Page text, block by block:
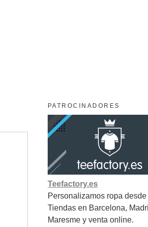
PATROCINADORES
Teefactory.es
Personalizamos ropa desde
Tiendas en Barcelona,
Maresme y venta online.